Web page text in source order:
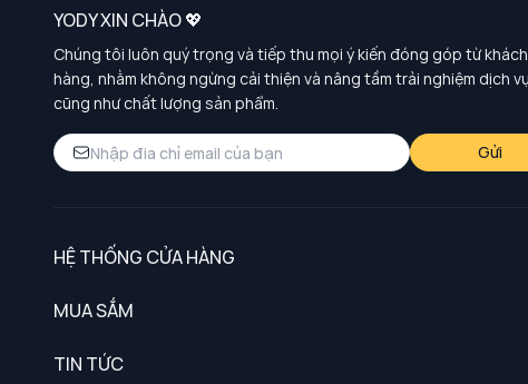
YODY XIN CHÀO 💖
Chúng tôi luôn quý trọng và tiếp thu mọi ý kiến đóng góp từ khách
hàng, nhằm không ngừng cải thiện và nâng tầm trải nghiệm dịch vụ
cũng như chất lượng sản phẩm.
Gửi
HỆ THỐNG CỬA HÀNG
MUA SẮM
TIN TỨC